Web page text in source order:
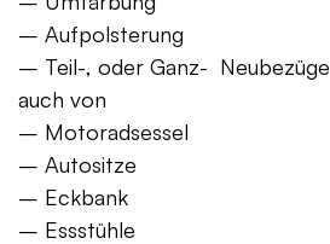
– Aufpolsterung
– Teil-, oder Ganz- Neubezüge
auch von
– Motoradsessel
– Autositze
– Eckbank
– Essstühle